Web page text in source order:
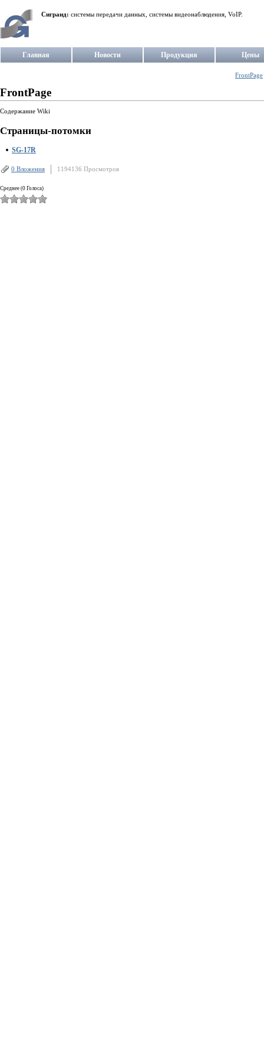
Сигранд: системы передачи данных, системы видеонаблюдения, VoIP.
Главная Новости Продукция Цены
FrontPage
FrontPage
Содержание Wiki
Страницы-потомки
SG-17R
0 Вложения 1194136 Просмотров
Среднее (0 Голоса)